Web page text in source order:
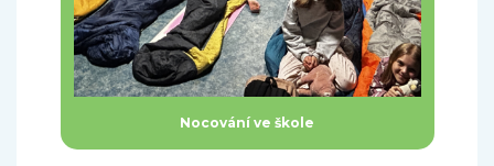
Nocování ve škole